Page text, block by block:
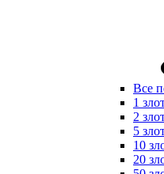
Все
1
2
5
10
20